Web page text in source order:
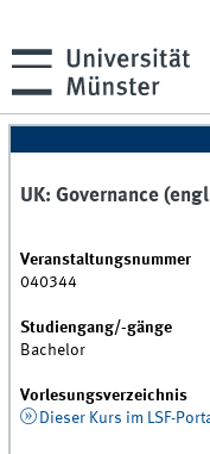
UK: Governance
Veranstaltungsnummer
040344
Studiengang/-gänge
Bachelor
Vorlesungsverzeichnis
Dieser Kurs im LSF-